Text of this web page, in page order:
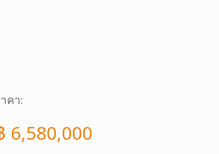
คา:
6,580,000